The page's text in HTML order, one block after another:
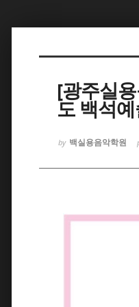
[광주실
도 백석
by 백실용음악학원
치북5
치북5